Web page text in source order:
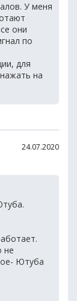
У меня
они
по
для
на
24.07.2020
не
Ютуба